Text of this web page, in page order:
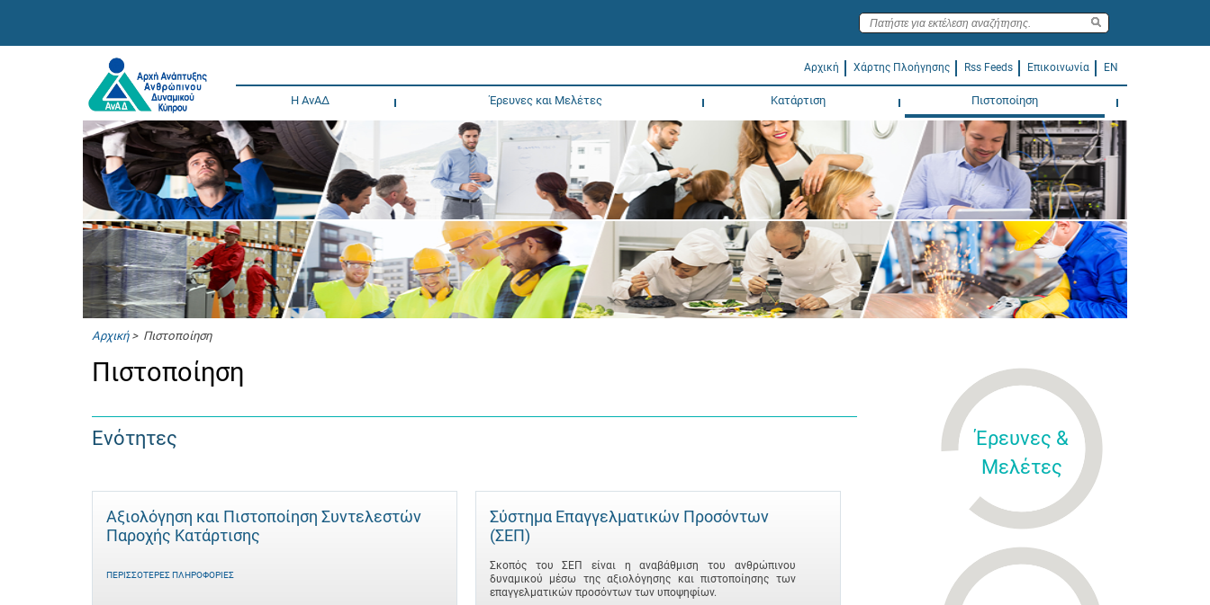
Αρχική Χάρτης Πλοήγησης Rss Feeds Επικοινωνία EN
Η ΑνΑΔ Έρευνες και Μελέτες Κατάρτιση Πιστοποίηση
Αρχική> Πιστοποίηση
Πιστοποίηση
Ενότητες
Αξιολόγηση και Πιστοποίηση Συντελεστών
Παροχής Κατάρτισης
ΠΕΡΙΣΣΌΤΕΡΕΣ ΠΛΗΡΟΦΟΡΊΕΣ
Σύστημα Επαγγελματικών Προσόντων
(ΣΕΠ)
Σκοπός του ΣΕΠ είναι η αναβάθμιση του ανθρώπινου
δυναμικού μέσω της αξιολόγησης και πιστοποίησης των
επαγγελματικών προσόντων των υποψηφίων.
Έρευνες &
Μελέτες